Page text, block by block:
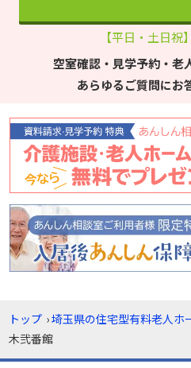
【平日・土日祝
空室確認・見学予約・老
あらゆるご質問にお
トップ ›埼玉県の住宅型有料老人ホ
木弐番館